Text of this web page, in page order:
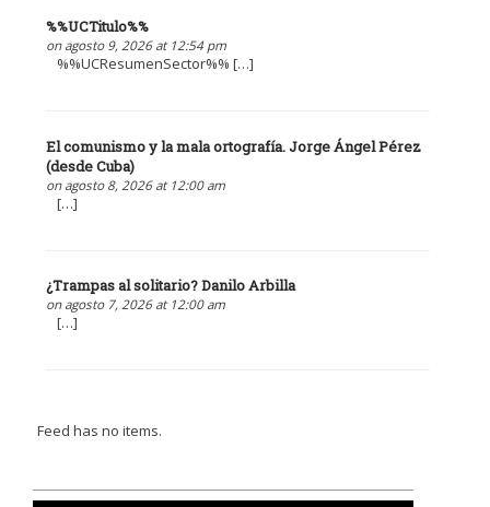
%%UCTitulo%%
on agosto 9, 2026 at 12:54 pm
%%UCResumenSector%% […]
El comunismo y la mala ortografía. Jorge Ángel Pérez
(desde Cuba)
on agosto 8, 2026 at 12:00 am
[…]
¿Trampas al solitario? Danilo Arbilla
on agosto 7, 2026 at 12:00 am
[…]
Feed has no items.